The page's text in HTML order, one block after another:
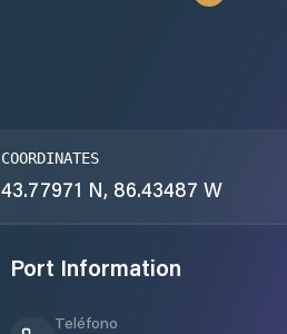
COORDINATES
43.77971 N, 86.43487 W
Port Information
Teléfono